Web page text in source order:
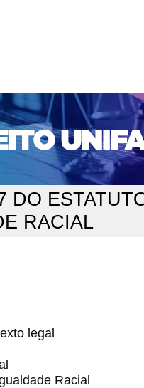
CADASTRO
Nº 1 A 100 WEBMAIL
DO
RACIAL
legal
Racial